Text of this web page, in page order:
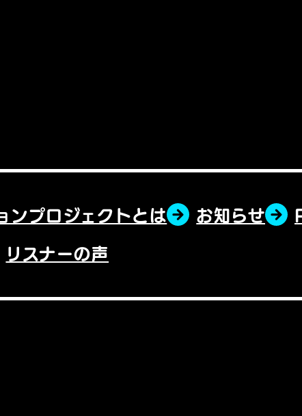
ンプロジェクトとは お知らせ
リスナーの声